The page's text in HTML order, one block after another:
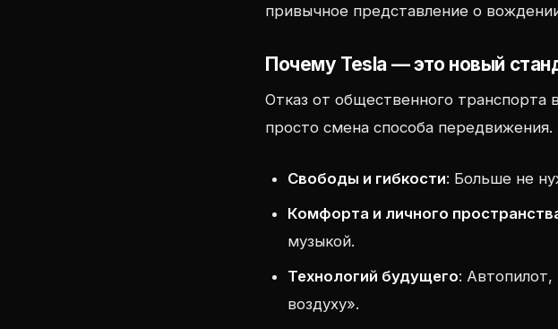
привычное представление о
Почему Tesla — это новый
Отказ от общественного транспорта
просто смена способа
Свободы и гибкости: Больше не
Комфорта и личного
музыкой.
Технологий будущего: Автопилот,
воздуху».